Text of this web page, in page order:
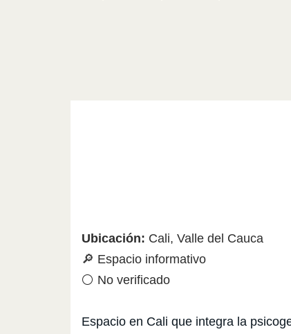
Ubicación: Cali, Valle del Cauca
🔎 Espacio informativo
⚪ No verificado
Espacio en Cali que integra la